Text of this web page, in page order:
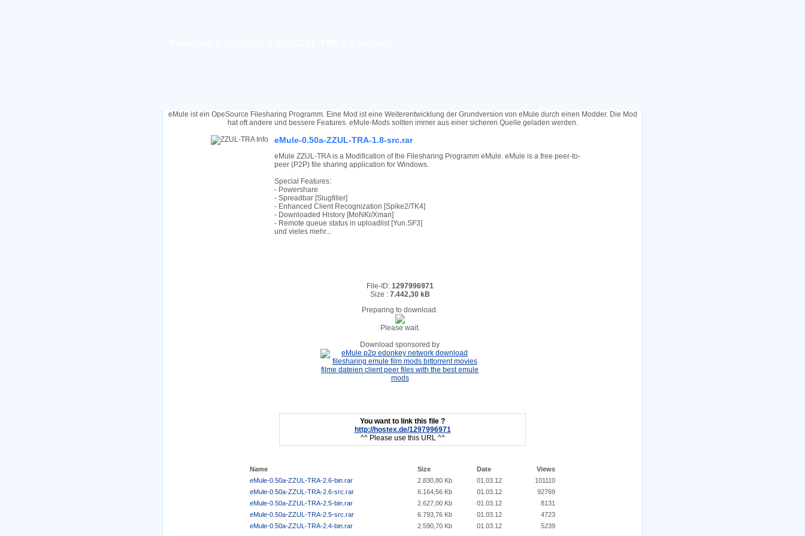
eMule ist ein OpeSource Filesharing Programm. Eine Mod ist eine Weiterentwicklung der Grundversion von eMule durch einen Modder. Die Mod
hat oft andere und bessere Features. eMule-Mods sollten immer aus einer sicheren Quelle geladen werden.
eMule-0.50a-ZZUL-TRA-1.8-src.rar
eMule ZZUL-TRA is a Modification of the Filesharing Programm eMule. eMule is a free peer-to-
peer (P2P) file sharing application for Windows.
Special Features:
- Powershare
- Spreadbar [Slugfiller]
- Enhanced Client Recognization [Spike2/TK4]
- Downloaded History [MoNKi/Xman]
- Remote queue status in uploadlist [Yun.SF3]
und vieles mehr...
File-ID: 1297996971
Size : 7.442,30 kB
Preparing to download.
Please wait.
Download sponsored by
You want to link this file ?
http://hostex.de/1297996971
^^ Please use this URL ^^
Name Size Date
Views
eMule-0.50a-ZZUL-TRA-2.6-bin.rar
2.830,80 Kb 01.03.12
101110
eMule-0.50a-ZZUL-TRA-2.6-src.rar
6.164,56 Kb 01.03.12
92769
eMule-0.50a-ZZUL-TRA-2.5-bin.rar
2.627,00 Kb 01.03.12
8131
eMule-0.50a-ZZUL-TRA-2.5-src.rar
6.793,76 Kb 01.03.12
4723
eMule-0.50a-ZZUL-TRA-2.4-bin.rar
2.590,70 Kb 01.03.12 5239